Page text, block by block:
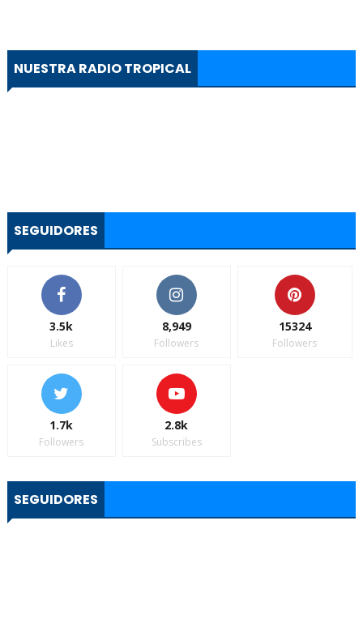
NUESTRA RADIO TROPICAL
SEGUIDORES
3.5k
Likes
8,949
Followers
15324
Followers
1.7k
Followers
2.8k
Subscribes
SEGUIDORES